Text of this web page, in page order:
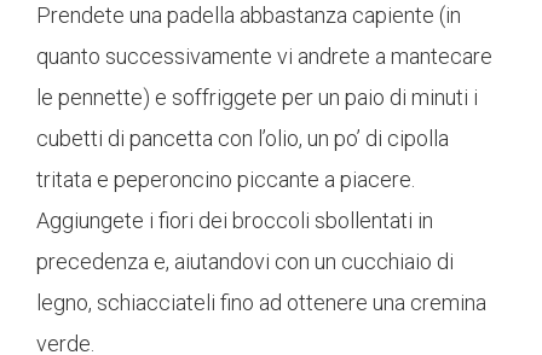
Prendete una padella abbastanza capiente (in
quanto successivamente vi andrete a mantecare
le pennette) e soffriggete per un paio di minuti i
cubetti di pancetta con l’olio, un po’ di cipolla
tritata e peperoncino piccante a piacere.
Aggiungete i fiori dei broccoli sbollentati in
precedenza e, aiutandovi con un cucchiaio di
legno, schiacciateli fino ad ottenere una cremina
verde.